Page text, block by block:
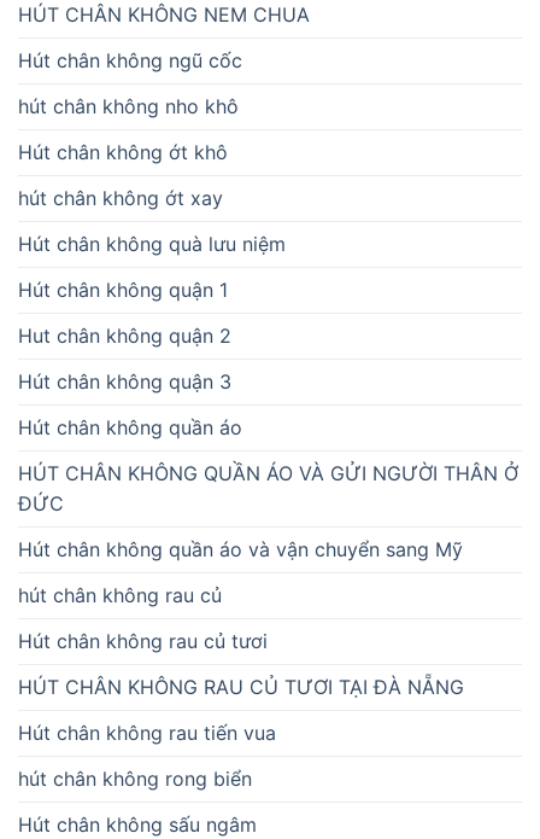
HÚT CHÂN KHÔNG NEM CHUA
Hút chân không ngũ cốc
hút chân không nho khô
Hút chân không ớt khô
hút chân không ớt xay
Hút chân không quà lưu niệm
Hút chân không quận 1
Hut chân không quận 2
Hút chân không quận 3
Hút chân không quần áo
HÚT CHÂN KHÔNG QUẦN ÁO VÀ GỬI NGƯỜI THÂN Ở
ĐỨC
Hút chân không quần áo và vận chuyển sang Mỹ
hút chân không rau củ
Hút chân không rau củ tươi
HÚT CHÂN KHÔNG RAU CỦ TƯƠI TẠI ĐÀ NẴNG
Hút chân không rau tiến vua
hút chân không rong biển
Hút chân không sấu ngâm